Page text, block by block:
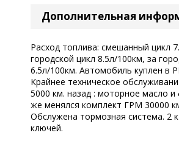
Дополнительная
Расход топлива: смешанный цикл
городской цикл 8.5л/100км, за
6.5л/100км. Автомобиль куплен в
Крайнее техническое
5000 км. назад : моторное масло
же менялся комплект ГРМ 30000
Обслужена тормозная система. 2
ключей.